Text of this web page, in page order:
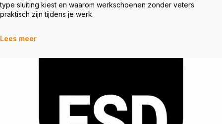
type sluiting kiest en waarom werkschoenen zonder veters
praktisch zijn tijdens je werk.
Lees meer